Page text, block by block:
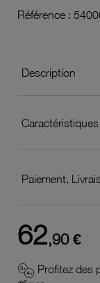
Référence :
Description
Paiement,
62,90 €
Profitez des